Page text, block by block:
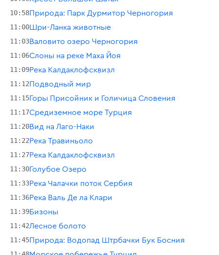
10:58Природа: Парк Дурмитор Черногория
11:00Шри-Ланка животные
11:03Валовито озеро Черногория
11:06Слоны на реке Маха Йоя
11:09Река Калдаклофсквизл
11:12Подводный мир
11:15Горы Присойник и Голичица Словения
11:17Средиземное море Турция
11:20Вид на Лаго-Наки
11:22Река Травиньоло
11:27Река Калдаклофсквизл
11:30Голубое Озеро
11:33Река Чалачки поток Сербия
11:36Река Валь Де ла Клари
11:39Бизоны
11:42Лесное болото
11:45Природа: Водопад Штрбачки Бук Босния